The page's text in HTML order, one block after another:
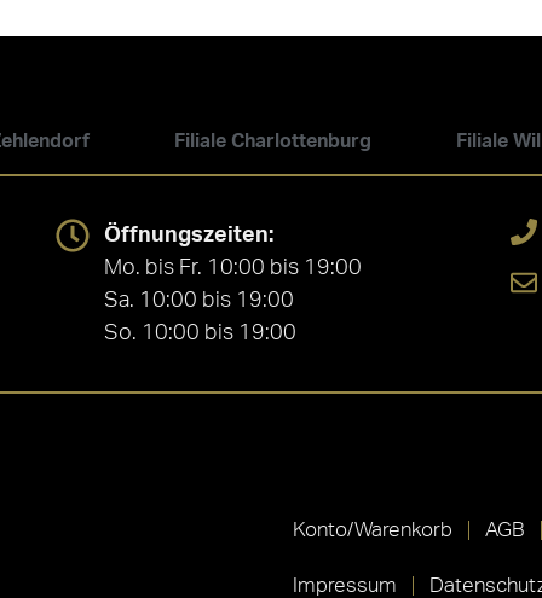
Filiale Charlottenburg Filiale
Öffnungszeiten:
Mo. bis Fr. 10:00 bis 19:00
Sa. 10:00 bis 19:00
So. 10:00 bis 19:00
Konto/Warenkorb AGB
Impressum